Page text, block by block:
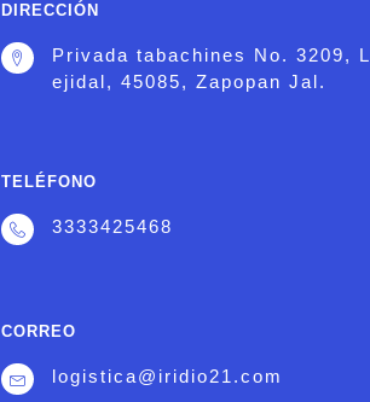
DIRECCIÓN
Privada tabachines No. 3209,
ejidal, 45085, Zapopan Jal.
TELÉFONO
3333425468
CORREO
logistica@iridio21.com